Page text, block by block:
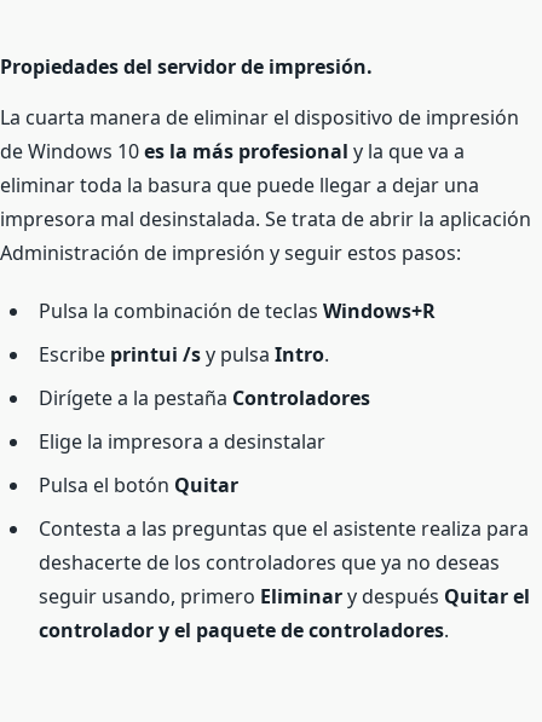
Propiedades del servidor de impresión.
La cuarta manera de eliminar el dispositivo de impresión
de Windows 10es la más profesional y la que va a
eliminar toda la basura que puede llegar a dejar una
impresora mal desinstalada. Se trata de abrir la aplicación
Administración de impresión y seguir estos pasos:
Pulsa la combinación de teclas Windows+R
Escribe printui /sy pulsa Intro.
Dirígete a la pestaña Controladores
Elige la impresora a desinstalar
Pulsa el botón Quitar
Contesta a las preguntas que el asistente realiza para
deshacerte de los controladores que ya no deseas
seguir usando, primero Eliminary después Quitar el
controlador y el paquete de controladores.